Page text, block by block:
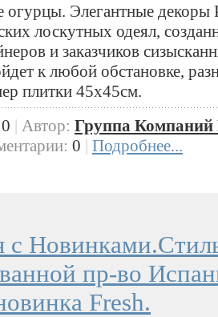
огурцы. Элегантные
лоскутных одеял,
и заказчиков
к любой обстановке,
плитки 45х45см.
| Автор: Группа Компаний
0 | Подробнее...
с
пр-во
Fresh.